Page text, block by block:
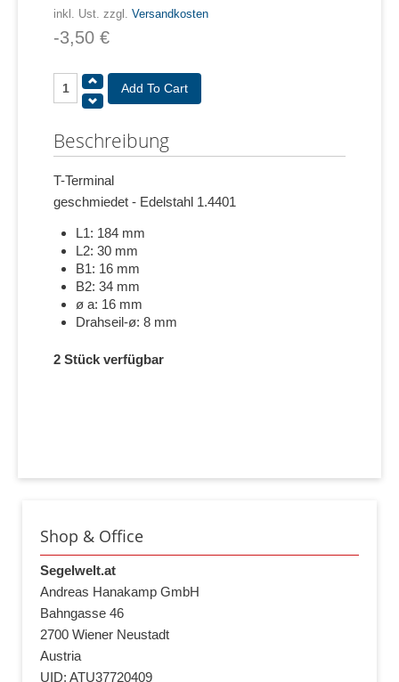
inkl. Ust. zzgl. Versandkosten
-3,50 €
Beschreibung
T-Terminal
geschmiedet - Edelstahl 1.4401
L1: 184 mm
L2: 30 mm
B1: 16 mm
B2: 34 mm
ø a: 16 mm
Drahseil-ø: 8 mm
2 Stück verfügbar
Shop & Office
Segelwelt.at
Andreas Hanakamp GmbH
Bahngasse 46
2700 Wiener Neustadt
Austria
UID: ATU37720409